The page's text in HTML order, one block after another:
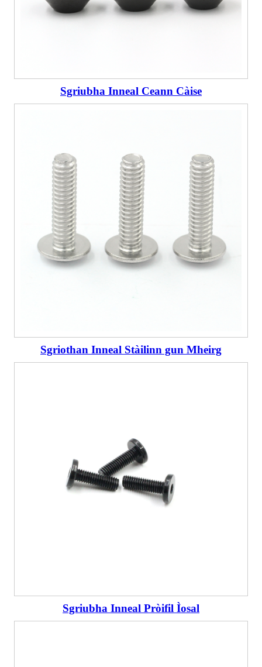
Sgriubha Inneal Ceann Càise
Sgriothan Inneal Stàilinn gun Mheirg
Sgriubha Inneal Pròifil Ìosal